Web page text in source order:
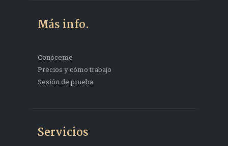
Más info.
Conóceme
Precios y cómo trabajo
Sesión de prueba
Servicios